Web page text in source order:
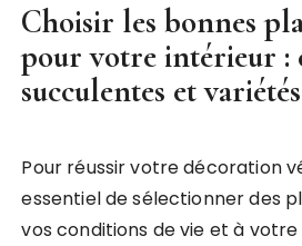
Choisir les bonnes
pour votre intérieur :
succulentes et
Pour réussir votre décoration
essentiel de sélectionner des
vos conditions de vie et à